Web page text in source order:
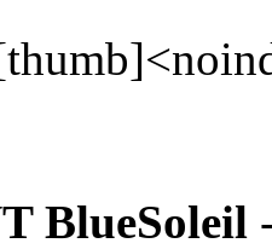
BlueSoleil